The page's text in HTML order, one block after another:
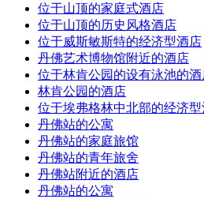
位于山顶的家庭式酒店
位于山顶的历史风格酒店
位于威斯敏斯特的经济型酒店
丹佛艺术博物馆附近的酒店
位于林肯公园的设有泳池的酒
林肯公园的酒店
位于埃弗格林中北部的经济
丹佛站的公寓
丹佛站的家庭旅馆
丹佛站的青年旅舍
丹佛站附近的酒店
丹佛站的公寓